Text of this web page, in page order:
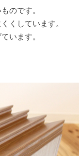
のです。
くしています。
います。